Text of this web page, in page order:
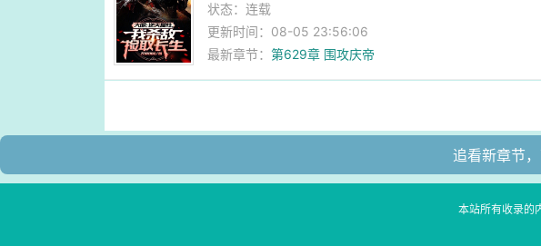
状态：连载
更新时间：08-05 23:56:06
最新章节：第629章 围攻庆帝
追看新章节
本站所有收录的